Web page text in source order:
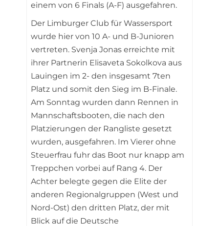
einem von 6 Finals (A-F) ausgefahren.
Der Limburger Club für Wassersport
wurde hier von 10 A- und B-Junioren
vertreten. Svenja Jonas erreichte mit
ihrer Partnerin Elisaveta Sokolkova aus
Lauingen im 2- den insgesamt 7ten
Platz und somit den Sieg im B-Finale.
Am Sonntag wurden dann Rennen in
Mannschaftsbooten, die nach den
Platzierungen der Rangliste gesetzt
wurden, ausgefahren. Im Vierer ohne
Steuerfrau fuhr das Boot nur knapp am
Treppchen vorbei auf Rang 4. Der
Achter belegte gegen die Elite der
anderen Regionalgruppen (West und
Nord-Ost) den dritten Platz, der mit
Blick auf die Deutsche